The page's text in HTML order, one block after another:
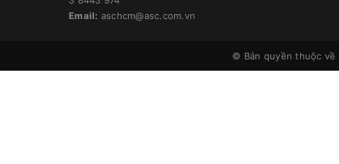
Email: aschcm@asc.com.vn
© Bản quyền thuộc về